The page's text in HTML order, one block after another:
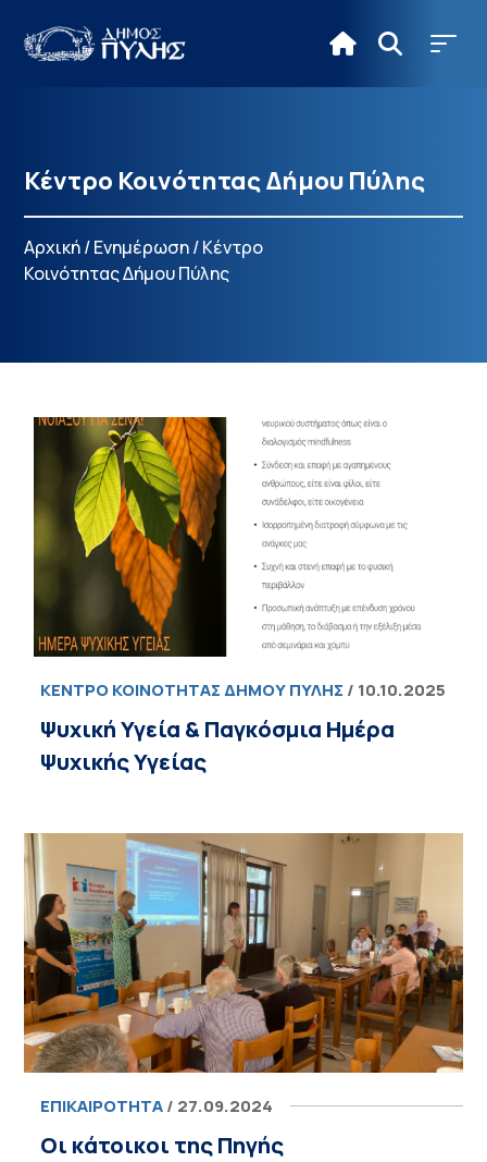
Κέντρο Κοινότητας Δήμου Πύλης
Αρχική/Ενημέρωση/Κέντρο
Κοινότητας Δήμου Πύλης
ΚΈΝΤΡΟ ΚΟΙΝΌΤΗΤΑΣ ΔΉΜΟΥ ΠΎΛΗΣ / 10.10.2025
Ψυχική Υγεία & Παγκόσμια Ημέρα
Ψυχικής Υγείας
ΕΠΙΚΑΙΡΌΤΗΤΑ/ 27.09.2024
Οι κάτοικοι της Πηγής